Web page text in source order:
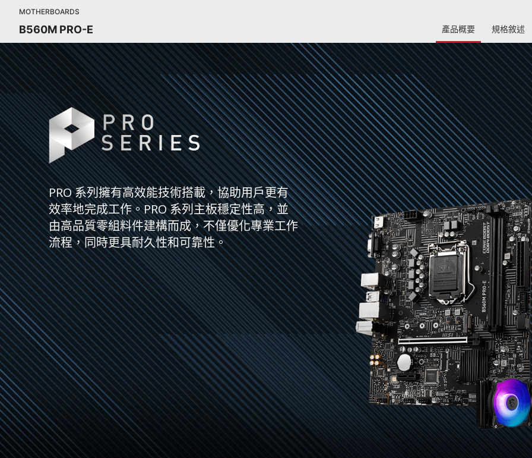
MOTHERBOARDS
B560M PRO-E 產品概要 規格敘述
PRO 系列擁有高效能技術搭載，協助用戶更有
效率地完成工作。PRO 系列主板穩定性高，並
由高品質零組料件建構而成，不僅優化專業工作
流程，同時更具耐久性和可靠性。